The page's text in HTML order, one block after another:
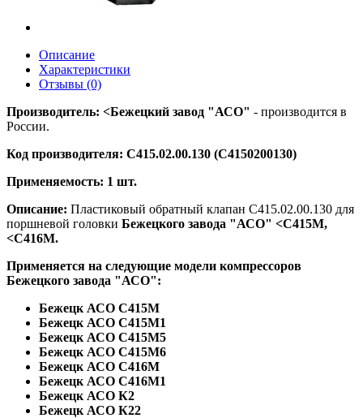
Описание
Характеристики
Отзывы (0)
Производитель: <Бежецкий завод "АСО" - производится в
России.
Код производителя: С415.02.00.130 (С4150200130)
Применяемость: 1 шт.
Описание: Пластиковый обратный клапан С415.02.00.130 для
поршневой головки Бежецкого завода "АСО" <С415М,
<С416М.
Применяется на следующие модели компрессоров
Бежецкого завода "АСО":
Бежецк АСО С415М
Бежецк АСО С415М1
Бежецк АСО С415М5
Бежецк АСО С415М6
Бежецк АСО С416М
Бежецк АСО С416М1
Бежецк АСО К2
Бежецк АСО К22